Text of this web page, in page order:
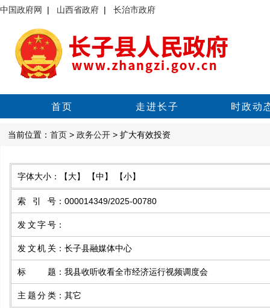
中国政府网 | 山西省政府 | 长治市政府
首页 走进长子 时政动
当前位置： 首页 > 政务公开 > 扩大有效投资
字体大小： 【大】 【中】 【小】
索引号 ： 000014349/2025-00780
发文字号 ：
发文机关 ： 长子县融媒体中心
标题 ： 我县收听收看全市经济运行视频调度会
主题分类 ： 其它